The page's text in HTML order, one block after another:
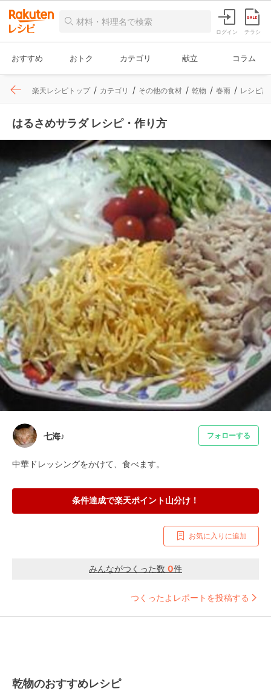
ログイン チラシ
おすすめ おトク カテゴリ 献立 コラム
楽天レシピトップ カテゴリ その他の食材 乾物 春雨 レシピ詳
はるさめサラダ レシピ・作り方
七海♪ フォローする
中華ドレッシングをかけて、食べます。
条件達成で楽天ポイント山分け！
お気に入りに追加
みんながつくった数 0件
つくったよレポートを投稿する
乾物のおすすめレシピ